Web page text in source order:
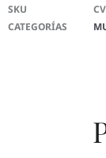
SKU
CATEGORÍAS